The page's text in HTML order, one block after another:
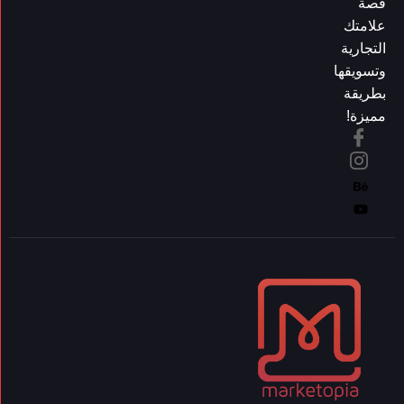
علامتك
التجارية
وتسويقها
بطريقة
مميزة!